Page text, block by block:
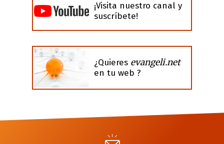
¡Visita nuestro canal y
suscríbete!
¿Quieres evangeli.net
en tu web ?